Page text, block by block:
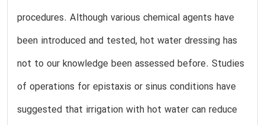
procedures. Although various chemical agents have
been introduced and tested, hot water dressing has
not to our knowledge been assessed before. Studies
of operations for epistaxis or sinus conditions have
suggested that irrigation with hot water can reduce